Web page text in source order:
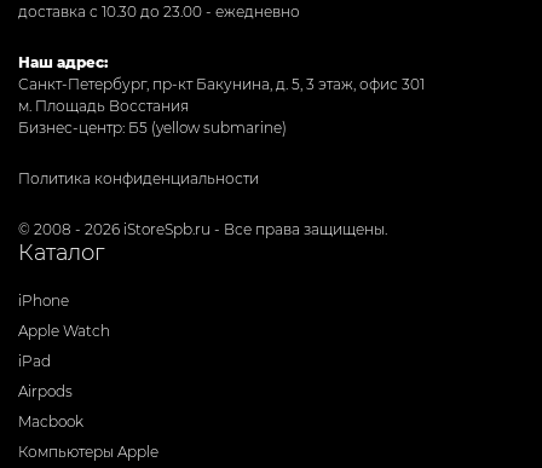
доставка с 10.30 до 23.00 - ежедневно
Наш адрес:
Санкт-Петербург, пр-кт Бакунина, д. 5, 3 этаж, офис 301
м. Площадь Восстания
Бизнес-центр: Б5 (yellow submarine)
Политика конфиденциальности
© 2008 - 2026 iStoreSpb.ru - Все права защищены.
Каталог
iPhone
Apple Watch
iPad
Airpods
Macbook
Компьютеры Apple